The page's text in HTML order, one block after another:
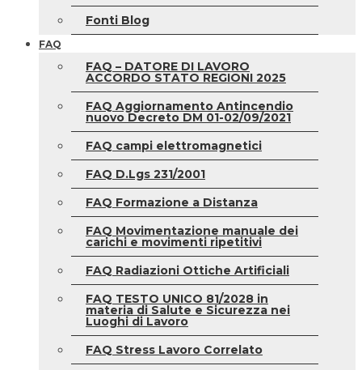
Fonti Blog
FAQ
FAQ – DATORE DI LAVORO
ACCORDO STATO REGIONI 2025
FAQ Aggiornamento Antincendio
nuovo Decreto DM 01-02/09/2021
FAQ campi elettromagnetici
FAQ D.Lgs 231/2001
FAQ Formazione a Distanza
FAQ Movimentazione manuale dei
carichi e movimenti ripetitivi
FAQ Radiazioni Ottiche Artificiali
FAQ TESTO UNICO 81/2028 in
materia di Salute e Sicurezza nei
Luoghi di Lavoro
FAQ Stress Lavoro Correlato